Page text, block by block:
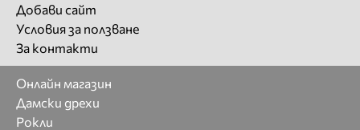
Добави сайт
Условия за ползване
За контакти
Онлайн магазин
Дамски дрехи
Рокли